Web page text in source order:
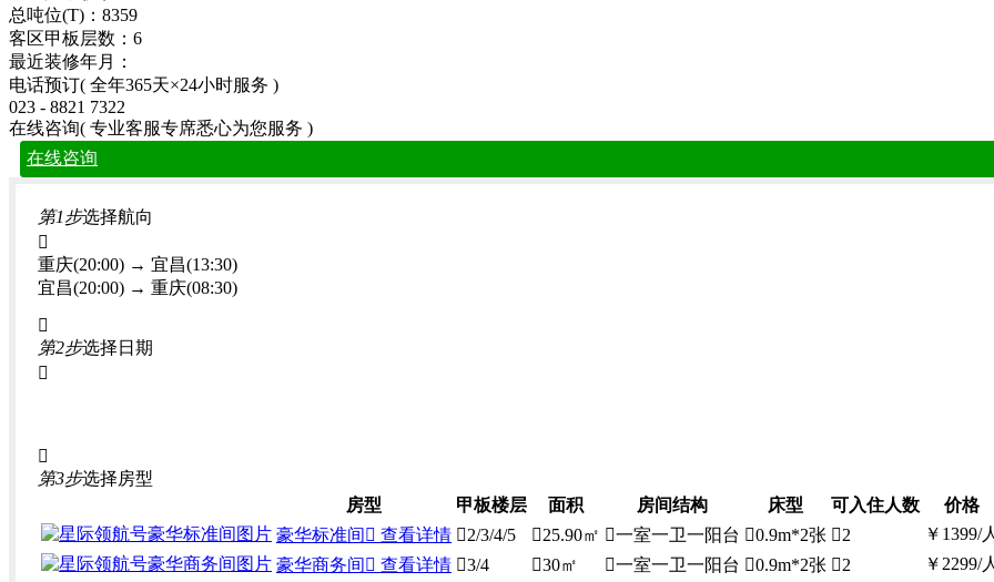
总吨位(T)：8359
客区甲板层数：6
最近装修年月：
电话预订( 全年365天×24小时服务 )
023 - 8821 7322
在线咨询( 专业客服专席悉心为您服务 )
在线咨询
第1步选择航向

重庆(20:00) → 宜昌(13:30)
宜昌(20:00) → 重庆(08:30)

第2步选择日期


第3步选择房型
房型
甲板楼层 面积 房间结构 床型 可入住人数 价格
豪华标准间  查看详情 2/3/4/5 25.90㎡ 一室一卫一阳台 0.9m*2张 2 ￥ 1399/人
豪华商务间  查看详情 3/4 30㎡ 一室一卫一阳台 0.9m*2张 2 ￥ 2299/人